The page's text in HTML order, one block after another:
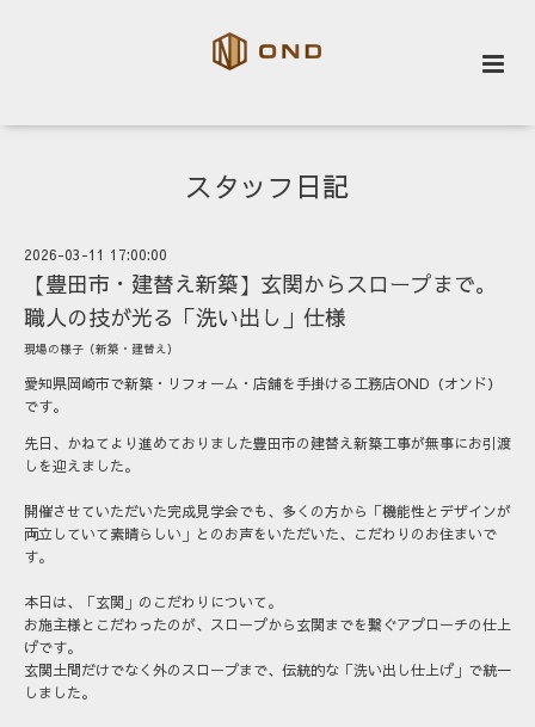
スタッフ日記
2026-03-11 17:00:00
【豊田市・建替え新築】玄関からスロープまで。
職人の技が光る「洗い出し」仕様
現場の様子（新築・建替え）
愛知県岡崎市で新築・リフォーム・店舗を手掛ける工務店OND（オンド）
です。
先日、かねてより進めておりました豊田市の建替え新築工事が無事にお引渡
しを迎えました。
開催させていただいた完成見学会でも、多くの方から「機能性とデザインが
両立していて素晴らしい」とのお声をいただいた、こだわりのお住まいで
す。
本日は、「玄関」のこだわりについて。
お施主様とこだわったのが、スロープから玄関までを繋ぐアプローチの仕上
げです。
玄関土間だけでなく 外のスロープまで、伝統的な「洗い出し仕上げ」 で統一
しました。